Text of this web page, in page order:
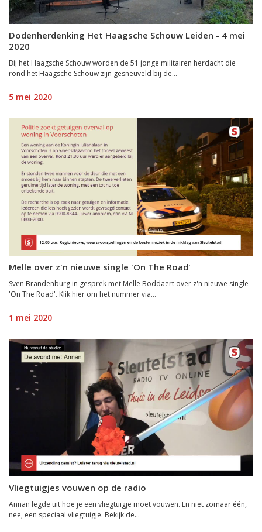
Dodenherdenking Het Haagsche Schouw Leiden - 4 mei
2020
Bij het Haagsche Schouw worden de 51 jonge militairen herdacht die
rond het Haagsche Schouw zijn gesneuveld bij de...
5 mei 2020
Melle over z'n nieuwe single 'On The Road'
Sven Brandenburg in gesprek met Melle Boddaert over z'n nieuwe single
'On The Road'. Klik hier om het nummer via...
1 mei 2020
Vliegtuigjes vouwen op de radio
Annan legde uit hoe je een vliegtuigje moet vouwen. En niet zomaar één,
nee, een speciaal vliegtuigje. Bekijk de...